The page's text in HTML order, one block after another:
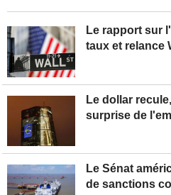
Le rapport sur
taux et relance
Le dollar
surprise de
Le Sénat
de sanctions